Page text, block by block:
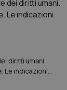
diritti umani.
Le indicazioni